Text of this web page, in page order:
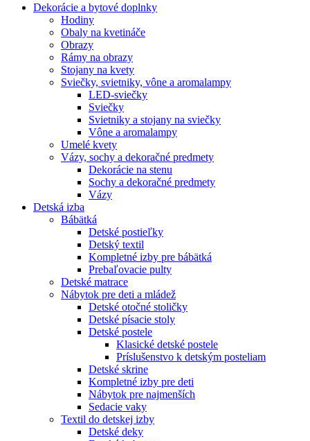
Dekorácie a bytové doplnky
Hodiny
Obaly na kvetináče
Obrazy
Rámy na obrazy
Stojany na kvety
Sviečky, svietniky, vône a aromalampy
LED-sviečky
Sviečky
Svietniky a stojany na sviečky
Vône a aromalampy
Umelé kvety
Vázy, sochy a dekoračné predmety
Dekorácie na stenu
Sochy a dekoračné predmety
Vázy
Detská izba
Bábätká
Detské postieľky
Detský textil
Kompletné izby pre bábätká
Prebaľovacie pulty
Detské matrace
Nábytok pre deti a mládež
Detské otočné stoličky
Detské písacie stoly
Detské postele
Klasické detské postele
Príslušenstvo k detským posteliam
Detské skrine
Kompletné izby pre deti
Nábytok pre najmenších
Sedacie vaky
Textil do detskej izby
Detské deky